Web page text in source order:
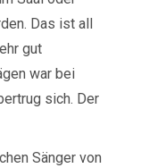
Das ist all
gut
war bei
sich. Der
Sänger von